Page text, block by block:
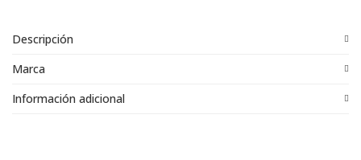
Descripción
Marca
Información adicional